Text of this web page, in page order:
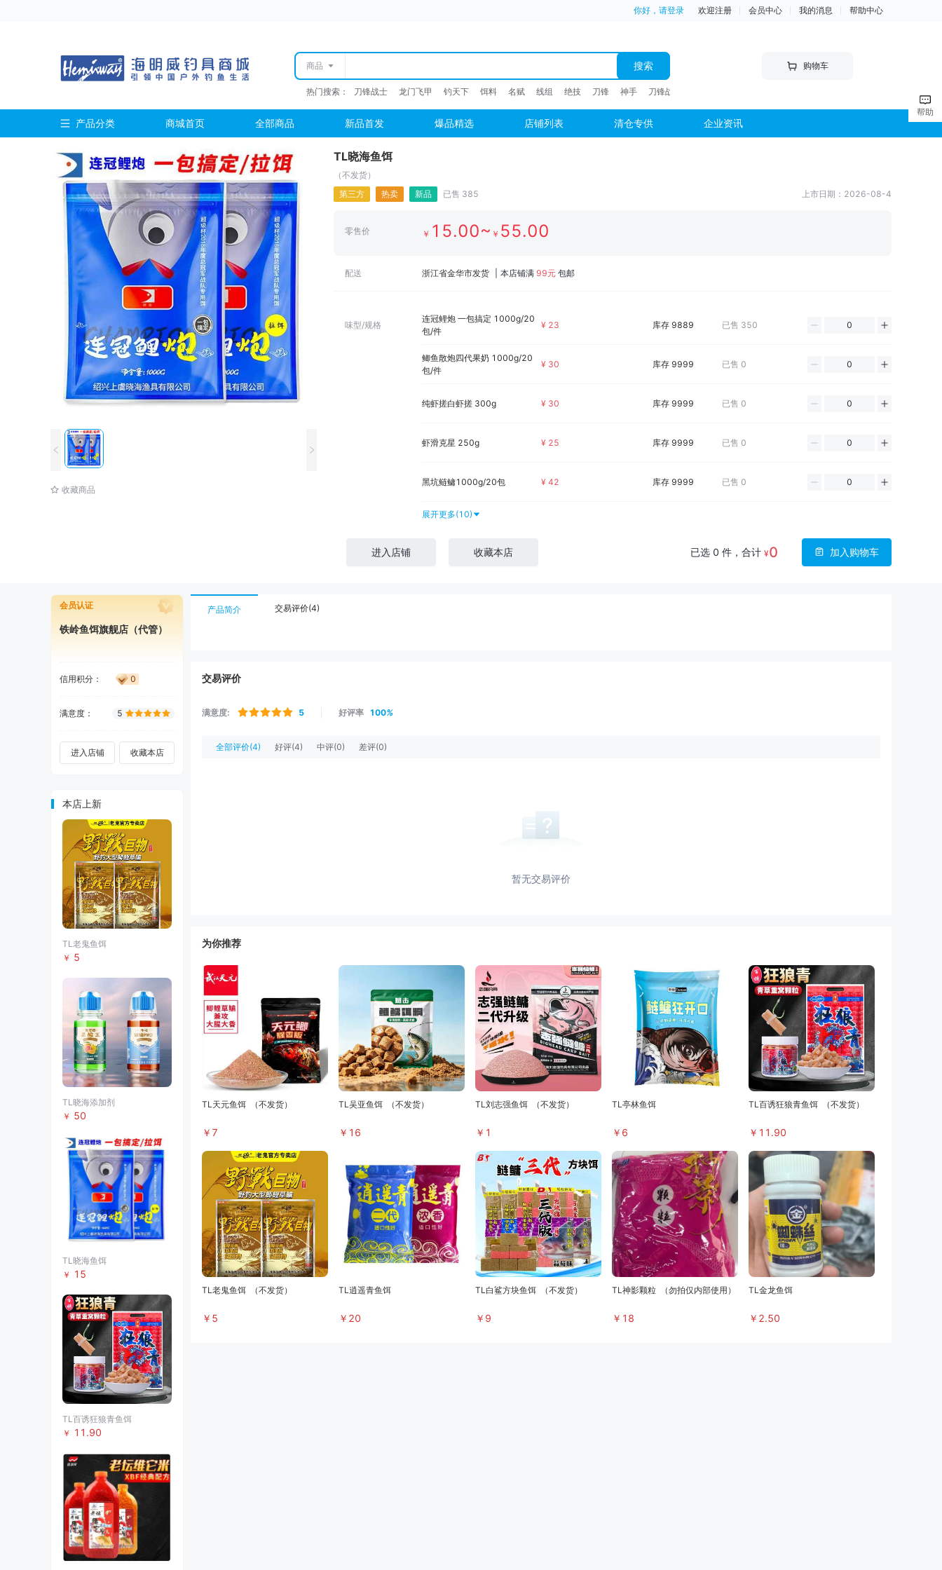
你好，请登录 欢迎注册 会员中心 我的消息 帮助中心
商品 搜索
热门搜索： 刀锋战士 龙门飞甲 钓天下 饵料 名赋 线组 绝技 刀锋 神手 刀锋战士 竿
购物车
产品分类 商城首页 全部商品 新品首发 爆品精选 店铺列表 清仓专供 企业资讯
收藏商品
TL晓海鱼饵
（不发货）
第三方
热卖 新品 已售 385 上市日期： 2026-08-4
零售价 ￥ 15.00~ ￥ 55.00
配送 浙江省金华市发货 本店铺满 99元 包邮
味型/规格
连冠鲤炮 一包搞定 1000g/20
包/件
¥ 23 库存 9889 已售 350
鲫鱼散炮四代果奶 1000g/20
包/件
¥ 30 库存 9999 已售 0
纯虾搓白虾搓 300g ¥ 30 库存 9999 已售 0
虾滑克星 250g ¥ 25 库存 9999 已售 0
黑坑鲢鳙1000g/20包 ¥42 库存 9999 已售 0
展开更多(10)
进入店铺 收藏本店 已选 0 件，合计 ¥0 加入购物车
会员认证
铁岭鱼饵旗舰店（代管）
信用积分 ： 0
满意度 ： 5
进入店铺 收藏本店
本店上新
TL老鬼鱼饵
￥ 5
TL晓海添加剂
￥ 50
TL晓海鱼饵
￥ 15
TL百诱狂狼青鱼饵
￥ 11.90
产品简介 交易评价(4)
交易评价
满意度: 5 好评率 100%
全部评价(4) 好评(4) 中评(0) 差评(0)
暂无交易评价
为你推荐
TL天元鱼饵 （不发货）
￥ 7
TL吴亚鱼饵 （不发货）
￥ 16
TL刘志强鱼饵 （不发货）
￥ 1
TL亭林鱼饵
￥ 6
TL百诱狂狼青鱼饵 （不发货）
￥ 11.90
TL老鬼鱼饵 （不发货）
￥ 5
TL逍遥青鱼饵
￥ 20
TL白鲨方块鱼饵 （不发货）
￥ 9
TL神影颗粒 （勿拍仅内部使用）
￥ 18
TL金龙鱼饵
￥ 2.50
帮助